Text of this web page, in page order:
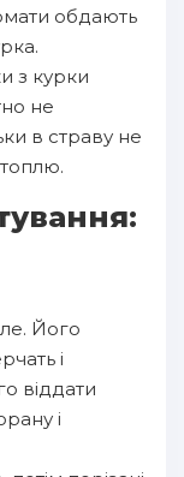
обдають
з курки
не
в страву не
Його
і
віддати
і